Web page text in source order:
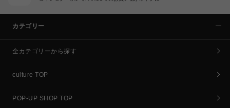
カテゴリー
全カテゴリーから探す
culture TOP
POP-UP SHOP TOP